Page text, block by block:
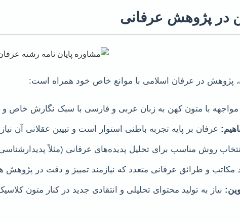
در پژوهش عرفانی
پژوهش در عرفان اسلامی با موانع خاص خود همراه است:
مواجهه با متون کهن به زبان عربی و فارسی با سبک نگارش
عرفان بر پایه تجربه باطنی استوار است و تبیین عقلانی آن
روش مناسب برای تحلیل پدیده‌های عرفانی (مثلاً
مکاتب و طرائق عرفانی متعدد که نیازمند تمییز و دقت در پژوهش
نیاز به تولید محتوای تحلیلی و انتقادی جدید در کنار متون